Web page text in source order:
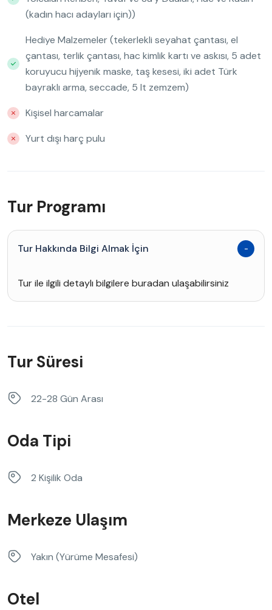
(kadın hacı adayları için))
Hediye Malzemeler (tekerlekli seyahat çantası, el
çantası, terlik çantası, hac kimlik kartı ve askısı, 5 adet
koruyucu hijyenik maske, taş kesesi, iki adet Türk
bayraklı arma, seccade, 5 lt zemzem)
Kişisel harcamalar
Yurt dışı harç pulu
Tur Programı
Tur Hakkında Bilgi Almak İçin
Tur ile ilgili detaylı bilgilere buradan ulaşabilirsiniz
Tur Süresi
22-28 Gün Arası
Oda Tipi
2 Kişilik Oda
Merkeze Ulaşım
Yakın (Yürüme Mesafesi)
Otel